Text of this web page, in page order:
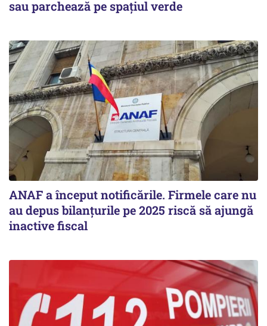
sau parchează pe spațiul verde
ANAF a început notificările. Firmele care nu
au depus bilanțurile pe 2025 riscă să ajungă
inactive fiscal